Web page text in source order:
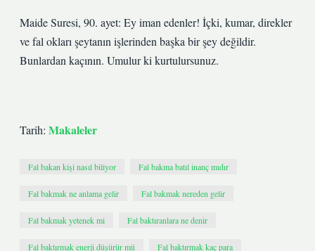
Maide Suresi, 90. ayet: Ey iman edenler! İçki, kumar, direkler
ve fal okları şeytanın işlerinden başka bir şey değildir.
Bunlardan kaçının. Umulur ki kurtulursunuz.
Tarih: Makaleler
Fal bakan kişi nasıl biliyor Fal bakma batıl inanç mıdır
Fal bakmak ne anlama gelir Fal bakmak nereden gelir
Fal bakmak yetenek mi Fal baktıranlara ne denir
Fal baktırmak enerji düşürür mü Fal baktırmak kaç para